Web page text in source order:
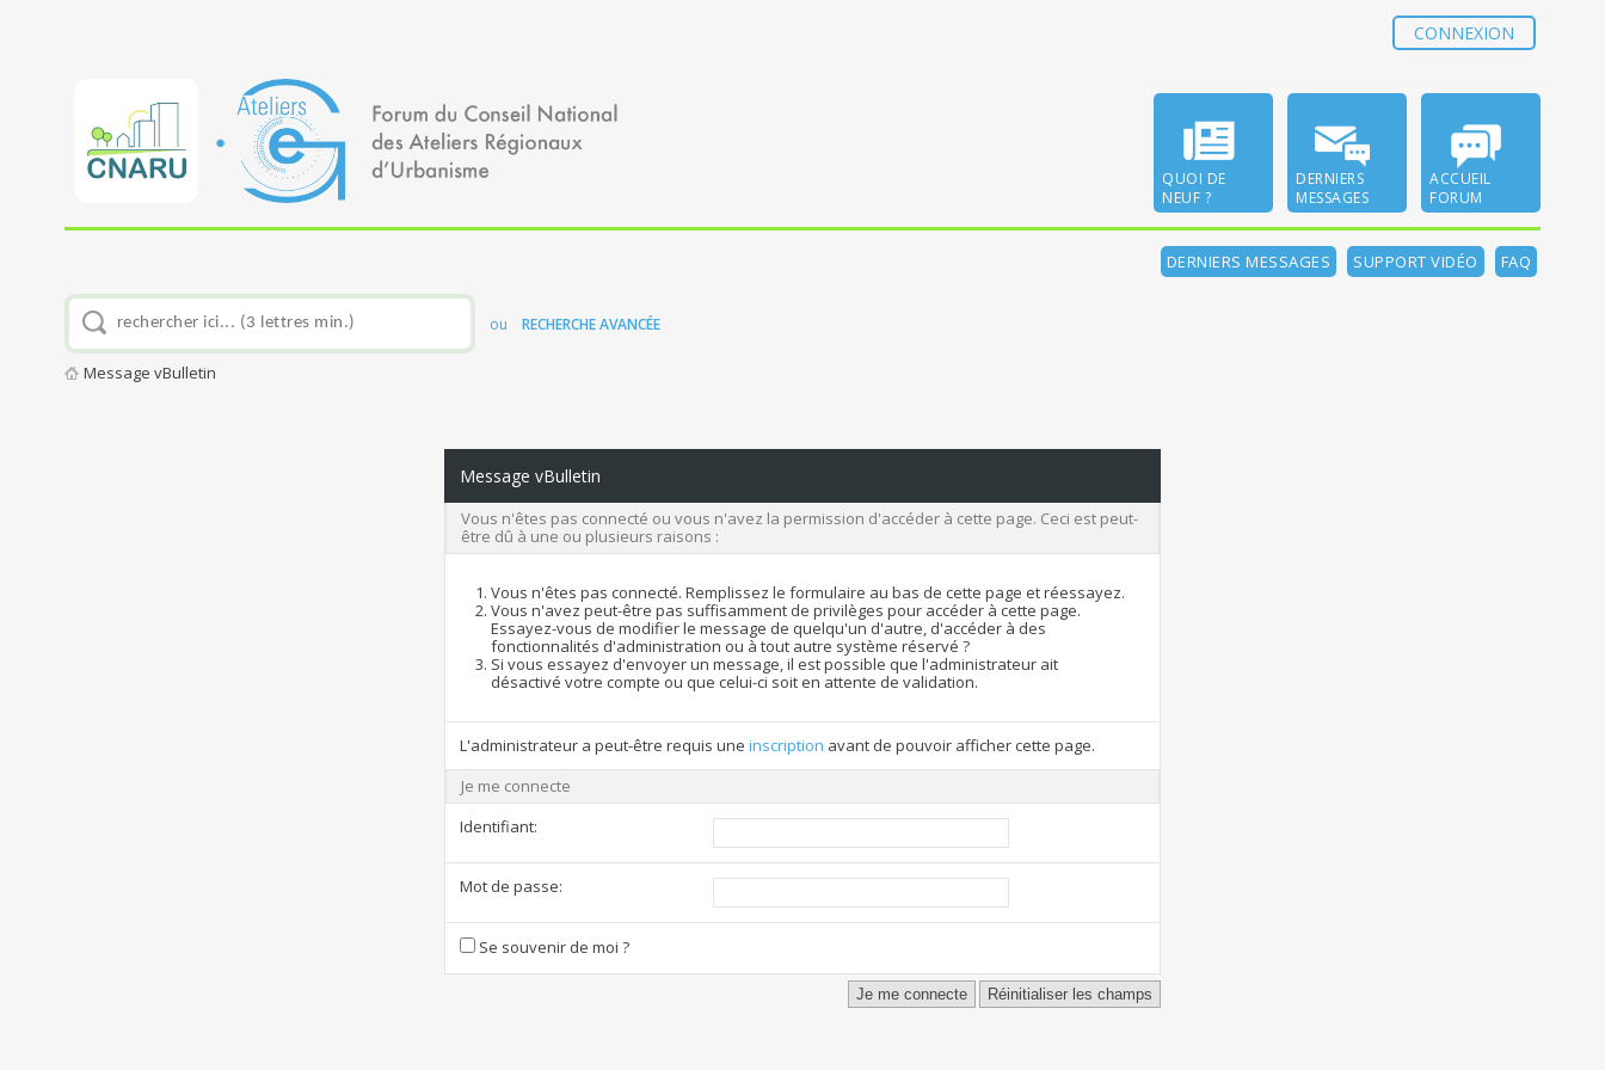
CONNEXION
QUOI DE
NEUF ?
DERNIERS
MESSAGES
ACCUEIL
FORUM
DERNIERS MESSAGES SUPPORT VIDÉO FAQ
ou RECHERCHE AVANCÉE
Message vBulletin
Message vBulletin
Vous n'êtes pas connecté ou vous n'avez la permission d'accéder à cette page. Ceci est peut-
être dû à une ou plusieurs raisons :
Vous n'êtes pas connecté. Remplissez le formulaire au bas de cette page et réessayez.
Vous n'avez peut-être pas suffisamment de privilèges pour accéder à cette page.
Essayez-vous de modifier le message de quelqu'un d'autre, d'accéder à des
fonctionnalités d'administration ou à tout autre système réservé ?
Si vous essayez d'envoyer un message, il est possible que l'administrateur ait
désactivé votre compte ou que celui-ci soit en attente de validation.
L'administrateur a peut-être requis une inscription avant de pouvoir afficher cette page.
Je me connecte
Identifiant:
Mot de passe:
Se souvenir de moi ?